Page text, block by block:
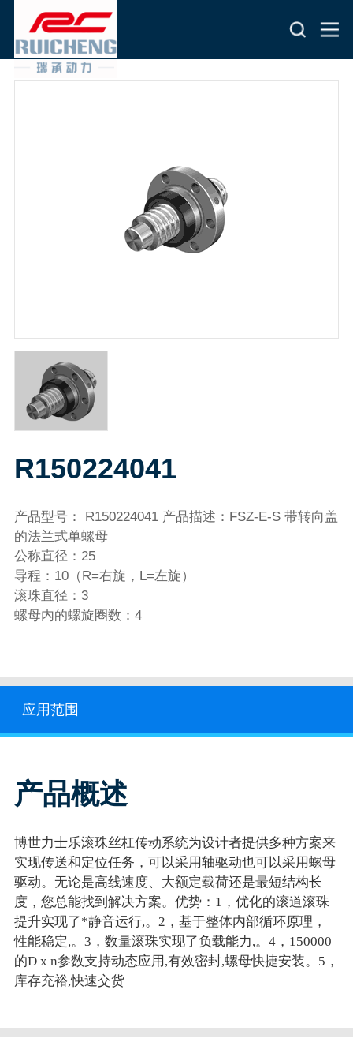
R150224041
产品型号： R150224041 产品描述：FSZ-E-S 带转向盖
的法兰式单螺母
公称直径：25
导程：10（R=右旋，L=左旋）
滚珠直径：3
螺母内的螺旋圈数：4
应用范围
产品概述
博世力士乐滚珠丝杠传动系统为设计者提供多种方案来
实现传送和定位任务，可以采用轴驱动也可以采用螺母
驱动。无论是高线速度、大额定载荷还是最短结构长
度，您总能找到解决方案。优势：1，优化的滚道滚珠
提升实现了*静音运行,。2，基于整体内部循环原理，
性能稳定,。3，数量滚珠实现了负载能力,。4，150000
的D x n参数支持动态应用,有效密封,螺母快捷安装。5，
库存充裕,快速交货